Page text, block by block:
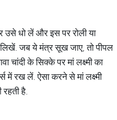
उसे धो लें और इस पर रोली या
जब ये मंत्र सूख जाए, तो पीपल
चांदी के सिक्के पर मां लक्ष्मी का
में रख लें. ऐसा करने से मां लक्ष्मी
रहती है.